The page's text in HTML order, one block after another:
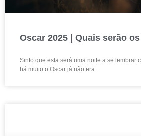
Oscar 2025 | Quais serão
Sinto que esta será uma noite a se lembrar
há muito o Oscar já não era.